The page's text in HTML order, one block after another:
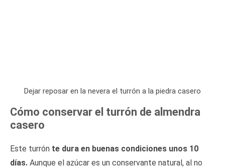
Dejar reposar en la nevera el turrón a la piedra casero
Cómo conservar el turrón de almendra
casero
Este turrón te dura en buenas condiciones unos 10
días. Aunque el azúcar es un conservante natural, al no